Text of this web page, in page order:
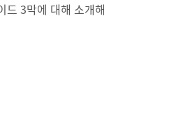
드 3막에 대해 소개해